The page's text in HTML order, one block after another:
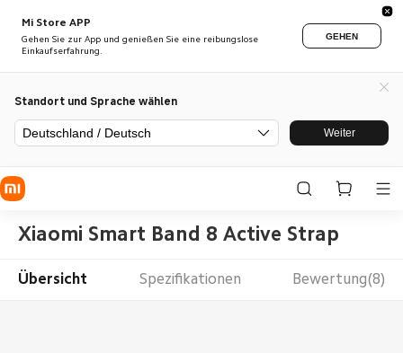
Mi Store APP
Gehen Sie zur App und genießen Sie eine reibungslose
Einkaufserfahrung.
GEHEN
Standort und Sprache wählen
Deutschland / Deutsch Weiter
Xiaomi Smart Band 8 Active Strap
Übersicht Spezifikationen Bewertung(8)